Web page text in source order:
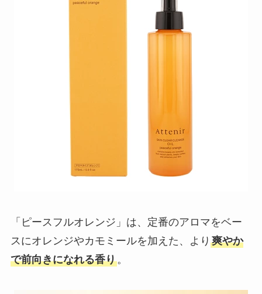
「ピースフルオレンジ」は、定番のアロマをベー
スにオレンジやカモミールを加えた、より 爽やか
で前向きになれる香り。